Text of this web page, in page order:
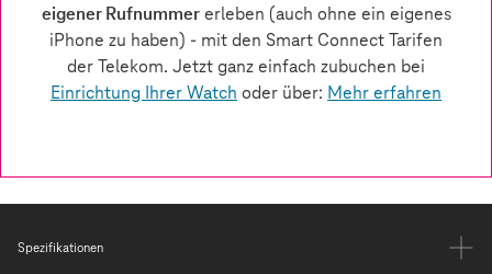
Spezifikationen